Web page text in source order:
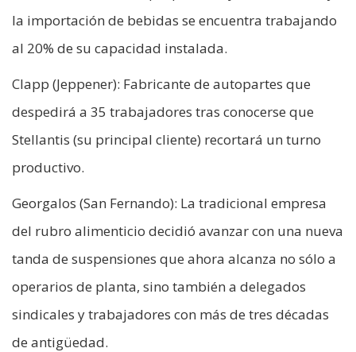
la importación de bebidas se encuentra trabajando
al 20% de su capacidad instalada.
Clapp (Jeppener): Fabricante de autopartes que
despedirá a 35 trabajadores tras conocerse que
Stellantis (su principal cliente) recortará un turno
productivo.
Georgalos (San Fernando): La tradicional empresa
del rubro alimenticio decidió avanzar con una nueva
tanda de suspensiones que ahora alcanza no sólo a
operarios de planta, sino también a delegados
sindicales y trabajadores con más de tres décadas
de antigüedad.